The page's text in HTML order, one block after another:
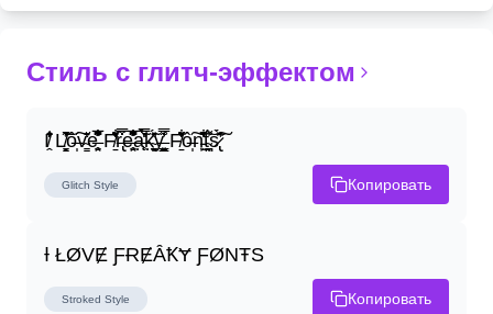
Стиль с глитч-эффектом
I̸̭̍̄̂̐̒̾̔ L̸̘̳̞̋̓̏̍͐͝ô̶̩͠v̴̳̔̈͛e̶̤̹̼̥͋͆̂̅͊̽͂ F̸̱̈̌͋̍̒̽r̶̢̅͒̿͒e̶̤̹̼̥͋͆̂̅͊̽͂a̶̛̜̥̜̣̔̓̉̿̌̃̀̅k̴͈͕̮͉̫̮̣̃̽̈́̔̎y̶̬͓͍͇̰͚͑̿̓͌ F̸̱̈̌͋̍̒̽ô̶̩͠n̵̫͖͛͗̓̏̌͋̏̔̋t̴̘̪̦͌́̍͝s̷̢̛̀̃̆́̽͘͠
Glitch Style Копировать
Ɨ ŁØVɆ ƑɌɆȂꝀɎ ƑØNŦS
Stroked Style Копировать